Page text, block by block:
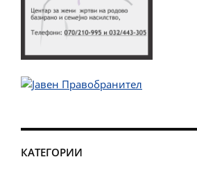
КАТЕГОРИИ